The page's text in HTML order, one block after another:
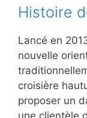
Histoire
Lancé en
nouvelle
croisière
proposer un